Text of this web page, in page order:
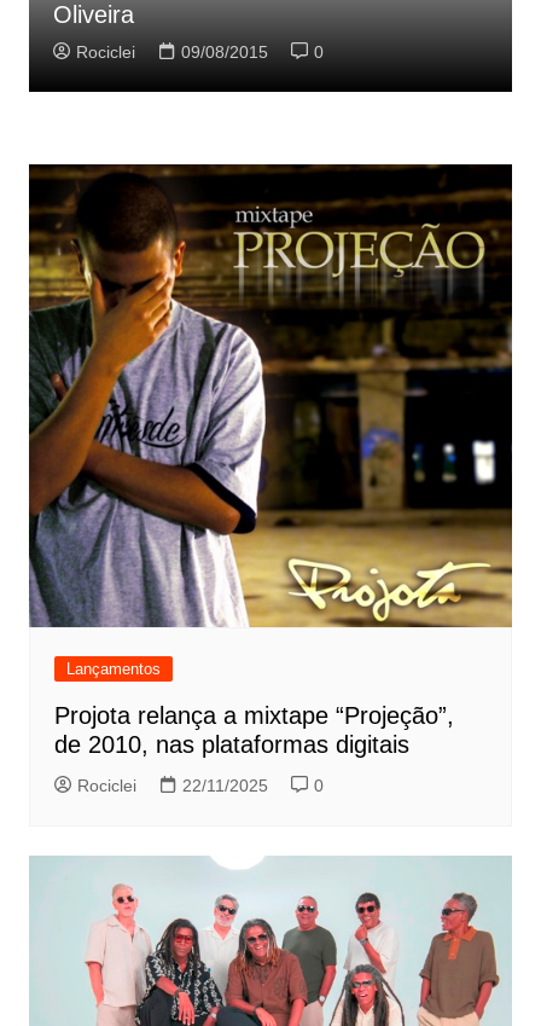
Oliveira
Rociclei 09/08/2015 0
Lançamentos
Projota relança a mixtape “Projeção”,
de 2010, nas plataformas digitais
Rociclei 22/11/2025 0